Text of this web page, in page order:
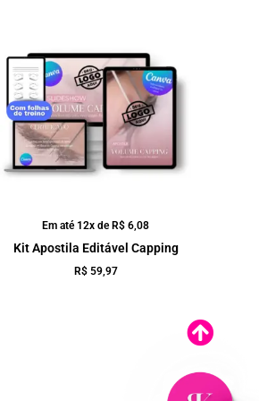
Em até 12x de R$ 6,08
Kit Apostila Editável Capping
R$59,97